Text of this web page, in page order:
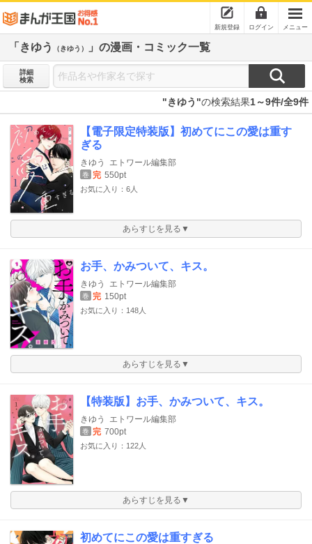
新規登録 ログイン メニュー
「きゆう （きゆう） 」の漫画・コミック一覧
詳細
検索
"きゆう"の検索結果1～9件/全9件
【電子限定特装版】初めてにこの愛は重す
ぎる
きゆう エトワール編集部
巻 完 550pt
お気に入り：6人
あらすじを見る▼
お手、かみついて、キス。
きゆう エトワール編集部
巻 完 150pt
お気に入り：148人
あらすじを見る▼
【特装版】お手、かみついて、キス。
きゆう エトワール編集部
巻 完 700pt
お気に入り：122人
あらすじを見る▼
初めてにこの愛は重すぎる